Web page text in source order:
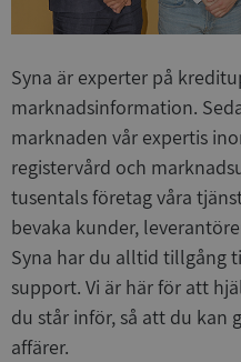
Syna är experter på
marknadsinformation.
marknaden vår expertis
registervård och
tusentals företag våra
bevaka kunder,
Syna har du alltid tillgång
support. Vi är här för att
du står inför, så att du kan
affärer.